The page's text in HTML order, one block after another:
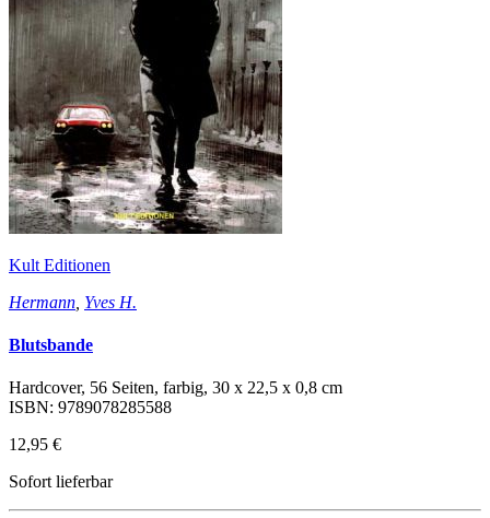
Kult Editionen
Hermann Yves H.
Blutsbande
Hardcover, 56 Seiten, farbig, 30 x 22,5 x 0,8 cm
ISBN: 9789078285588
12,95 €
Sofort lieferbar